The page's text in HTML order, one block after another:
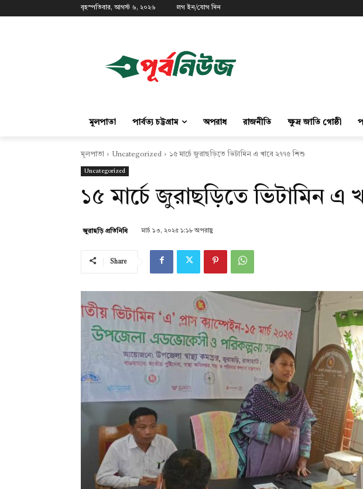
বৃহস্পতিবার, আগস্ট ৬, ২০২৬ লগ ইন/যোগ দিন
মূলপাতা পার্বত্য চট্টগ্রাম অপরাধ রাজনীতি ক্ষুদ্র জাতি গোষ্ঠী
মূলপাতা Uncategorized ১৫ মার্চে জুরাছড়িতে ভিটামিন এ খাবে ২৭৭৫ শিশু
Uncategorized
১৫ মার্চে জুরাছড়িতে ভিটামিন এ
জুরাছড়ি প্রতিনিধি মার্চ ১৩, ২০২৫ ১:১৮ অপরাহ্ণ
Share